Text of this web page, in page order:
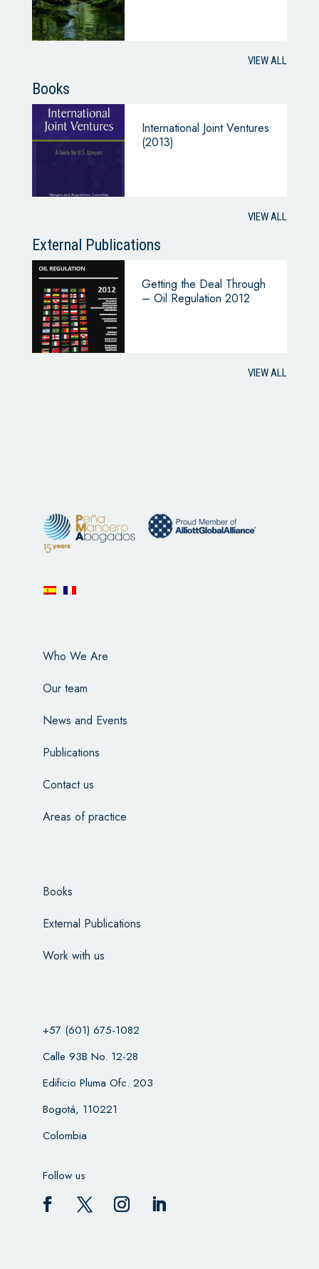
VIEW ALL
Books
International Joint Ventures
(2013)
VIEW ALL
External Publications
Getting the Deal Through
– Oil Regulation 2012
VIEW ALL
Who We Are
Our team
News and Events
Publications
Contact us
Areas of practice
Books
External Publications
Work with us
+57 (601) 675-1082
Calle 93B No. 12-28
Edificio Pluma Ofc. 203
Bogotá, 110221
Colombia
Follow us